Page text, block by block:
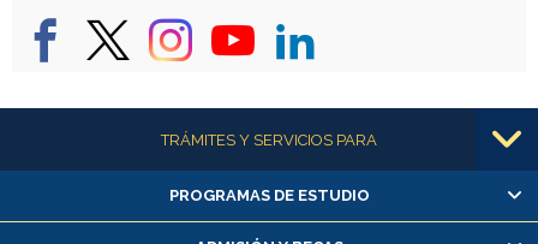
Más informaciónTRÁMITES Y SERVICIOS PARA
Alumnas/os y exalumnas/os
Matrícula en línea
PROGRAMAS DE ESTUDIO